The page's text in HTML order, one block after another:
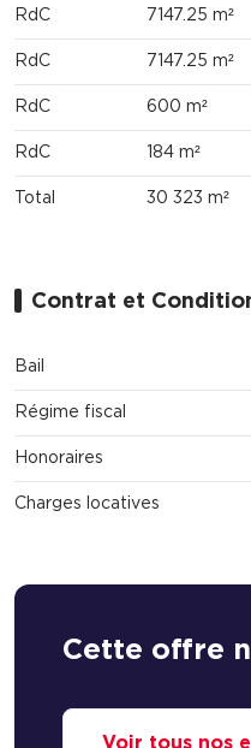
RdC 7147.25 m²
RdC 7147.25 m²
RdC 600 m²
RdC 184 m²
Total 30 323 m²
Contrat et
Bail
Régime fiscal
Honoraires
Charges locatives
Cette offre
Voir tous nos